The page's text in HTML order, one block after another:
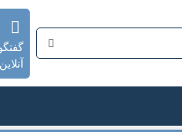
آنلاین